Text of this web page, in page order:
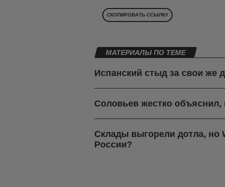
СКОПИРОВАТЬ ССЫЛКУ
МАТЕРИАЛЫ ПО ТЕМЕ
Испанский стыд за свои же
Соловьев жестко объяснил,
Склады выгорели дотла, но
России?